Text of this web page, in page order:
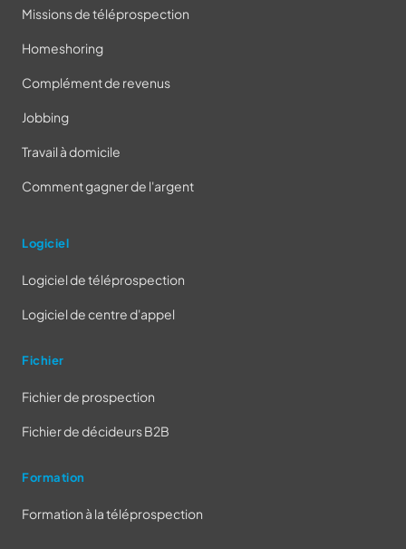
Missions de téléprospection
Homeshoring
Complément de revenus
Jobbing
Travail à domicile
Comment gagner de l'argent
Logiciel
Logiciel de téléprospection
Logiciel de centre d'appel
Fichier
Fichier de prospection
Fichier de décideurs B2B
Formation
Formation à la téléprospection